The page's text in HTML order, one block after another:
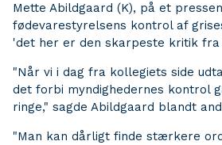
Mette Abildgaard (K), på et
fødevarestyrelsens kontrol af
'det her er den skarpeste kritik fra
"Når vi i dag fra kollegiets side
det forbi myndighedernes kontrol
ringe," sagde Abildgaard blandt
"Man kan dårligt finde stærkere